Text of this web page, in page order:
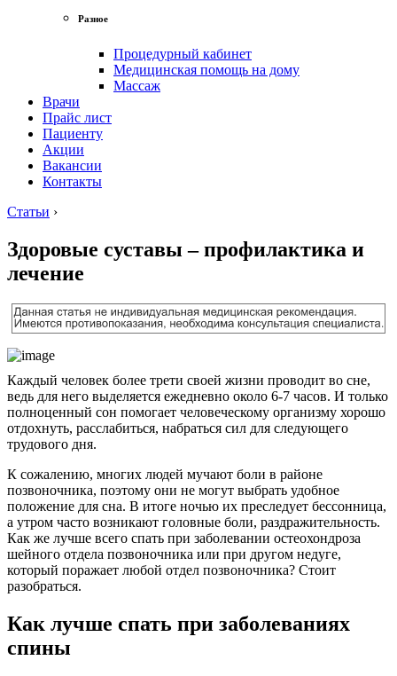
Разное
Процедурный кабинет
Медицинская помощь на дому
Массаж
Врачи
Прайс лист
Пациенту
Акции
Вакансии
Контакты
Статьи ›
Здоровые суставы – профилактика и
лечение
Каждый человек более трети своей жизни проводит во сне,
ведь для него выделяется ежедневно около 6-7 часов. И только
полноценный сон помогает человеческому организму хорошо
отдохнуть, расслабиться, набраться сил для следующего
трудового дня.
К сожалению, многих людей мучают боли в районе
позвоночника, поэтому они не могут выбрать удобное
положение для сна. В итоге ночью их преследует бессонница,
а утром часто возникают головные боли, раздражительность.
Как же лучше всего спать при заболевании остеохондроза
шейного отдела позвоночника или при другом недуге,
который поражает любой отдел позвоночника? Стоит
разобраться.
Как лучше спать при заболеваниях
спины